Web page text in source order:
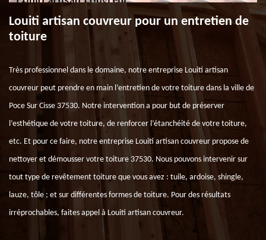
Louiti artisan couvreur pour un entretien de
toiture
Très professionnel dans le domaine, notre entreprise Louiti artisan
couvreur peut prendre en main l’entretien de votre toiture dans la ville de
Poce Sur Cisse 37530. Notre intervention a pour but de préserver
l’esthétique de votre toiture, de renforcer l’étanchéité de votre toiture,
etc. Et pour ce faire, notre entreprise Louiti artisan couvreur propose de
nettoyer et démousser votre toiture 37530. Nous pouvons intervenir sur
tout type de revêtement toiture que vous avez : tuile, ardoise, shingle,
lauze, tôle ; et sur différentes formes de toiture. Pour des résultats
irréprochables, faites appel à Louiti artisan couvreur.